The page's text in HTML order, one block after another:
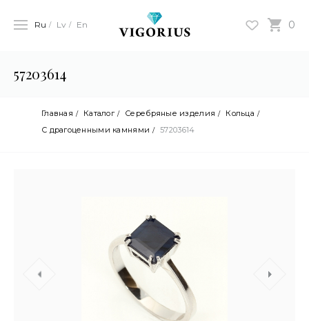
0
Ru Lv En
57203614
Главная Каталог Серебряные изделия
Кольца
С драгоценными камнями
57203614